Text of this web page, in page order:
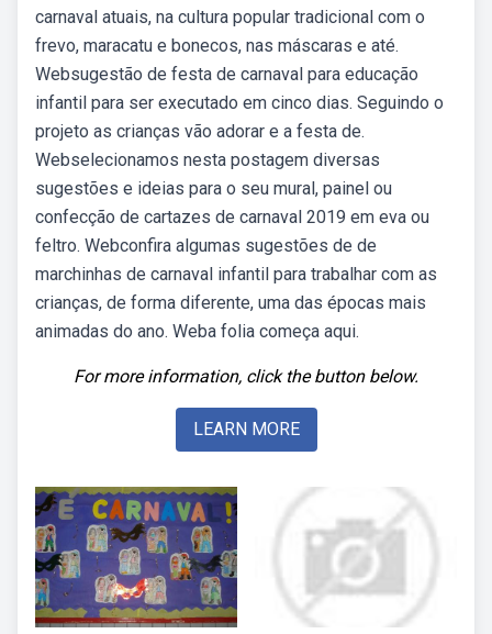
carnaval atuais, na cultura popular tradicional com o
frevo, maracatu e bonecos, nas máscaras e até.
Websugestão de festa de carnaval para educação
infantil para ser executado em cinco dias. Seguindo o
projeto as crianças vão adorar e a festa de.
Webselecionamos nesta postagem diversas
sugestões e ideias para o seu mural, painel ou
confecção de cartazes de carnaval 2019 em eva ou
feltro. Webconfira algumas sugestões de de
marchinhas de carnaval infantil para trabalhar com as
crianças, de forma diferente, uma das épocas mais
animadas do ano. Weba folia começa aqui.
For more information, click the button below.
LEARN MORE